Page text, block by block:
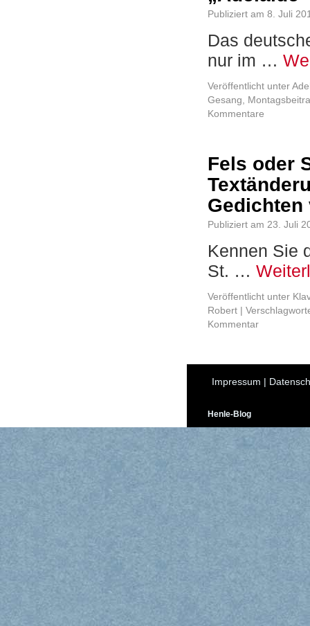
Publiziert am 8. Juli
Das
nur im …
Veröffentlicht unter
Gesang
Kommentare
Fels oder
Publiziert am 23. Juli
Kennen Sie
St. …
Veröffentlicht unter
Robert |
Kommentar
Impressum |
Henle-Blog